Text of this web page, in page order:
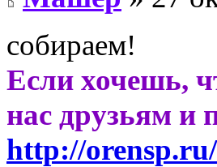
собираем!
Если хочешь,
нас друзьям и
http://orensp.ru/